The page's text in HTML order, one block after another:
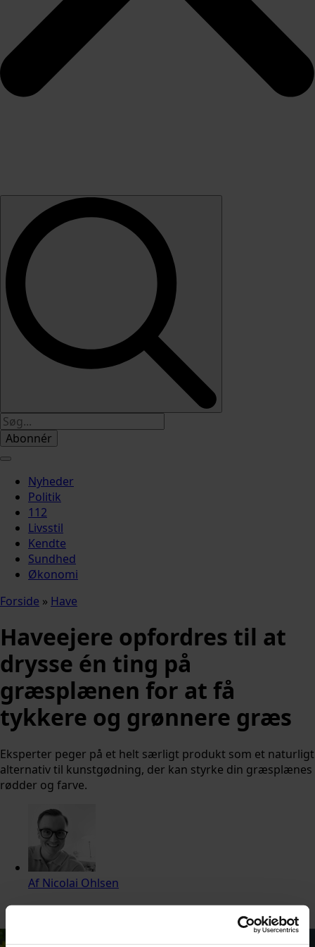
Abonnér
Nyheder
Politik
112
Livsstil
Kendte
Sundhed
Økonomi
Forside » Have
Haveejere opfordres til at
drysse én ting på
græsplænen for at få
tykkere og grønnere græs
Eksperter peger på et helt særligt produkt som et naturligt
alternativ til kunstgødning, der kan styrke din græsplænes
rødder og farve.
Af Nicolai Ohlsen
Udgivet:21. juni 2026 kl. 17:18